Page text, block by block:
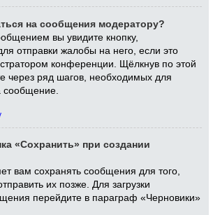
на сообщения модератору?
вы увидите кнопку,
отправки жалобы на него, если это
конференции. Щёлкнув по этой
через ряд шагов, необходимых для
сообщение.
«Сохранить» при создании
вам сохранять сообщения для того,
их позже. Для загрузки
перейдите в параграф «Черновики»